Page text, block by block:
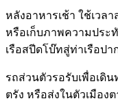
หลังอาหารเช้า ใช้เวล
หรือเก็บภาพความประ
เรือสปีดโบ๊ทสู่ท่าเรือปา
รถส่วนตัวรอรับเพื่อเดิ
ตรัง หรือส่งในตัวเมือง